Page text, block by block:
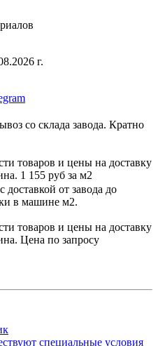
г.
со склада завода. Кратно
товаров и цены на доставку
1 155 руб за м2
доставкой от завода до
в машине м2.
товаров и цены на доставку
Цена по запросу
специальные условия